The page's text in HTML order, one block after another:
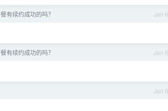
Jan 6
有续约成功的吗？
Jan 6
有续约成功的吗？
Jan 6